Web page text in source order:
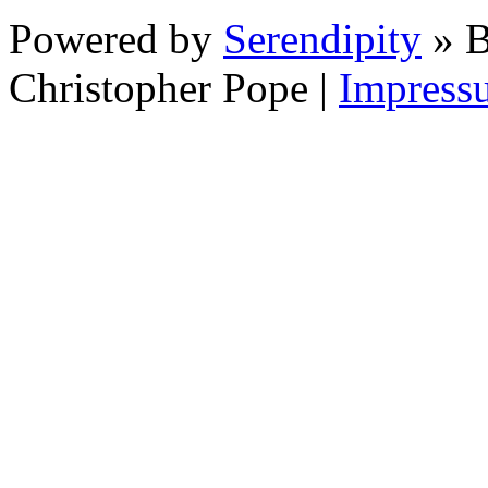
Powered by Serendipity »
Christopher Pope |